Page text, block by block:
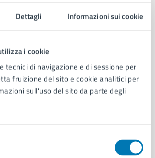
Dettagli Informazioni sui cookie
i cookie
tecnici di navigazione e di sessione per
fruizione del sito e cookie analitici per
sull'uso del sito da parte degli
correlati
e Pari Opportunità
Attività Sportive